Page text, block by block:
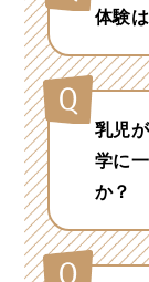
体験
店舗
店舗
乳児
学に
か？
大丈
様が